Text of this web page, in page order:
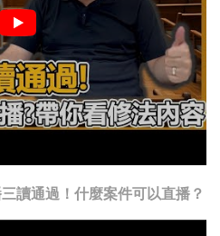
讀通過！什麼案件可以直播？